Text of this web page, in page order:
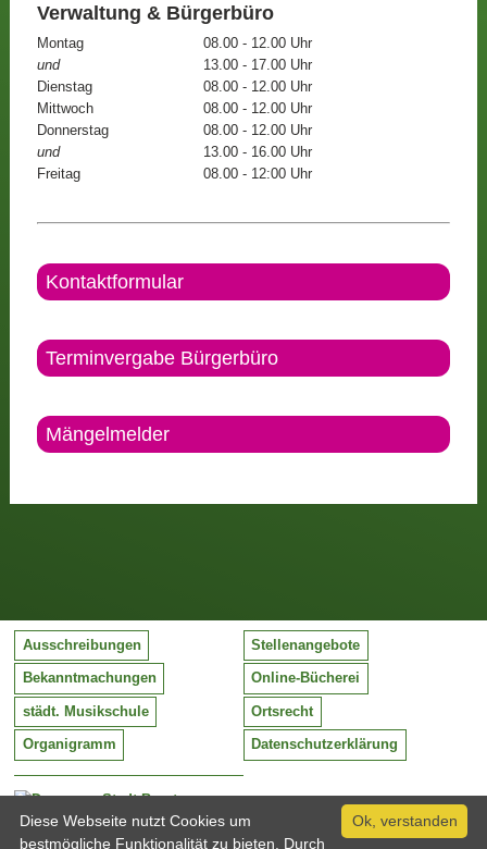
Verwaltung & Bürgerbüro
Montag
08.00 - 12.00 Uhr
und
13.00 - 17.00 Uhr
Dienstag
08.00 - 12.00 Uhr
Mittwoch
08.00 - 12.00 Uhr
Donnerstag
08.00 - 12.00 Uhr
und
13.00 - 16.00 Uhr
Freitag
08.00 - 12:00 Uhr
Kontaktformular
Terminvergabe Bürgerbüro
Mängelmelder
Stadt Barntrup
Mittelstraße 38
32683 Barntrup
Ausschreibungen Stellenangebote
Bekanntmachungen Online-Bücherei
städt. Musikschule Ortsrecht
Organigramm Datenschutzerklärung
Ok, verstanden
Diese Webseite nutzt Cookies um
bestmögliche Funktionalität zu bieten. Durch